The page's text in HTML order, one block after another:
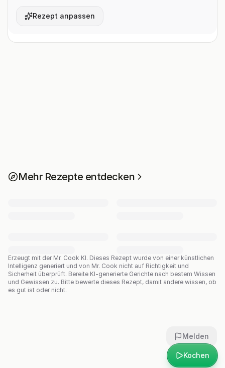
Kochen
Rezept anpassen
Mehr Rezepte entdecken
Erzeugt mit der Mr. Cook KI. Dieses Rezept wurde von einer künstlichen
Intelligenz generiert und von Mr. Cook nicht auf Richtigkeit und
Sicherheit überprüft. Bereite KI-generierte Gerichte nach bestem Wissen
und Gewissen zu. Bitte bewerte dieses Rezept, damit andere wissen, ob
es gut ist oder nicht.
Melden